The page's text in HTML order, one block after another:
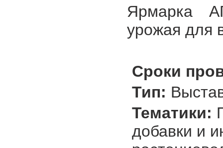
Ярмарка
урожая для
Сроки
Тип:
Тематики:
добавки и